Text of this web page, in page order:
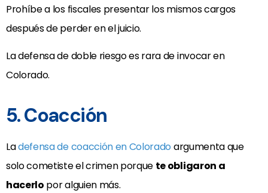
Prohíbe a los fiscales presentar los mismos cargos
después de perder en el juicio.
La defensa de doble riesgo es rara de invocar en
Colorado.
5. Coacción
Ladefensa de coacción en Colorado argumenta que
solo cometiste el crimen porque te obligaron a
hacerlo por alguien más.